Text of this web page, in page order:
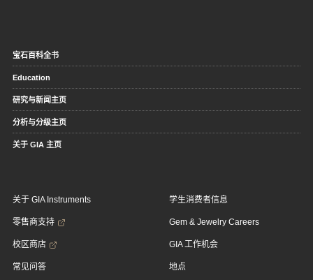
宝石百科全书
Education
研究与新闻主页
分析与分级主页
关于 GIA 主页
关于 GIA Instruments
零售商支持
校区商店
常见问答
学生消费者信息
Gem & Jewelry Careers
GIA 工作机会
地点